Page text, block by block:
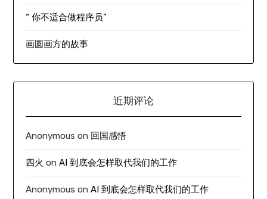
“ 你不适合做程序员”
画圆画方的故事
近期评论
Anonymous on 回国感悟
四火 onAI 到底会怎样取代我们的工作
Anonymous onAI 到底会怎样取代我们的工作